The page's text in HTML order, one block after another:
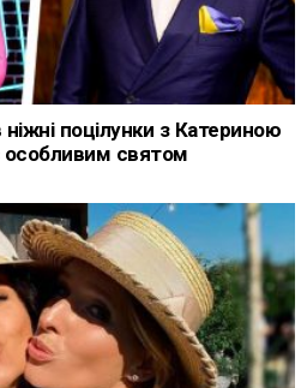
поцілунки з Катериною
особливим святом